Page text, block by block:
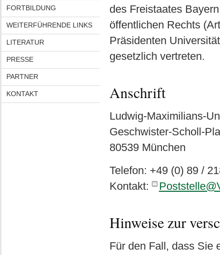
FORTBILDUNG
WEITERFÜHRENDE LINKS
LITERATUR
PRESSE
PARTNER
KONTAKT
des Freistaates
öffentlichen Rechts
Präsidenten
gesetzlich vertreten.
Anschrift
Ludwig-Maximilians-
Geschwister-Scholl-
80539 München
Telefon: +49 (0) 89 /
Kontakt:
Hinweise zur
Für den Fall, dass Sie